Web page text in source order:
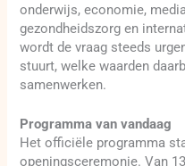
onderwijs, economie,
gezondheidszorg en
wordt de vraag steeds
stuurt, welke waarden
samenwerken.
Programma van vandaag
Het officiële programma
openingsceremonie. Van